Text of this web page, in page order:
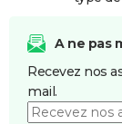
A ne pas
Recevez nos
mail.